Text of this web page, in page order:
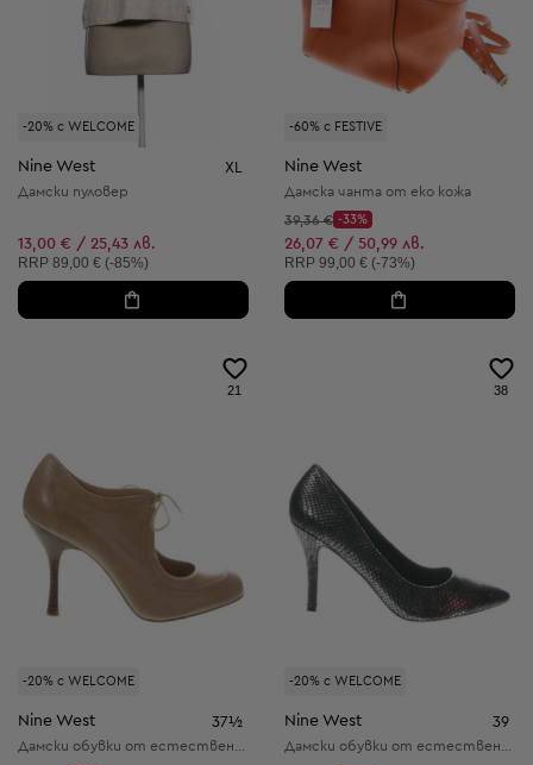
-20% с WELCOME
Nine West XL
Дамски пуловер
13,00 € / 25,43 лв.
Препоръчителна цена:
RRP 89,00 € (-85%)
-60% с FESTIVE
Nine West
Дамска чанта от еко кожа
Начална цена:
39,36 €
Discount Price:
-33%
Намалена цена:
26,07 € / 50,99 лв.
Препоръчителна цена:
RRP 99,00 € (-73%)
-20% с WELCOME
21
Nine West 37½
-20% с WELCOME
38
Nine West 39